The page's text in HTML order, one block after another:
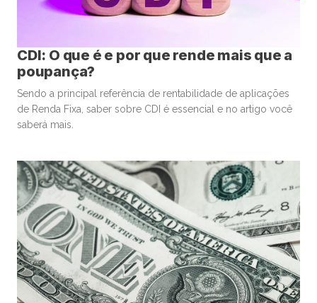
CDI: O que é e por que rende mais que a
poupança?
Sendo a principal referência de rentabilidade de aplicações
de Renda Fixa, saber sobre CDI é essencial e no artigo você
saberá mais.